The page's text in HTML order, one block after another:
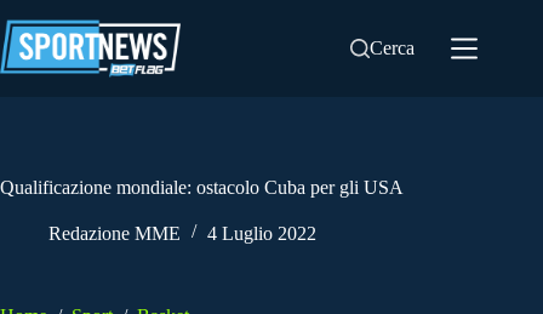
al
contenuto
Cerca
Qualificazione mondiale: ostacolo Cuba per gli USA
Redazione MME 4 Luglio 2022